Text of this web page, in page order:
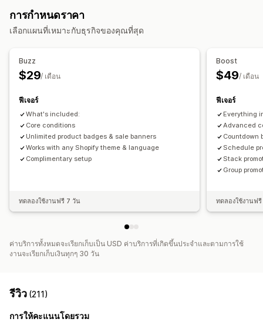
ส่วนลดจำนวนมาก
การกำหนดราคาค้าส่ง
อัตราค่าจัดส่ง
ส่วนลดในตะกร้าสินค้า
ตัวนับเวลาถอยหลัง
การกำหนดราคาแบบไดนามิก
การจัดการส่วนลด
ทริกเกอร์และกฎ
การทำงานอัตโนมัติ การติดแท็ก
แบนเนอร์ลดราคา ความปลอดภัย
การรับประกัน
พื้นหลัง
การเปลี่ยนรูปแบบตามการแสดงผลบนมือถือ
การกำหนดเวลา
ตำแหน่งไอคอน
การจัดตำแหน่งด้วยตนเอง
ตำแหน่งอัตโนมัติ
แถบการประกาศ
หน้าที่กำหนดเอง
หน้าตะกร้าสินค้า หน้าคอลเลกชัน
ส่วนท้าย
หน้าค้นหา
การกำหนดราคา
เลือกแผนที่เหมาะกับธุรกิจของคุณที่สุด
Buzz
$29/ เดือน
ฟีเจอร์
What's included:
Core conditions
Unlimited product badges & sale banners
Works with any Shopify theme & language
Complimentary setup
ทดลองใช้งานฟรี 7 วัน
Boost
$49/ เดือน
ฟีเจอร์
Everything
Advanced
Countdown
Schedule
Stack
Group
ทดลองใช้งานฟ
ค่าบริการทั้งหมดจะเรียกเก็บเป็น USD ค่าบริการที่เกิดขึ้นประจำและตามการใช้
งานจะเรียกเก็บเงินทุกๆ 30 วัน
รีวิว (211)
การให้คะแนนโดยรวม